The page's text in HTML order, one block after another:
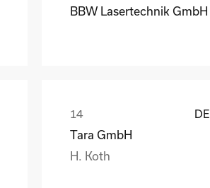
BBW Lasertechnik GmbH
DE
Tara GmbH
H. Koth